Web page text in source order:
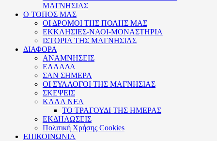
ΜΑΓΝΗΣΙΑΣ
Ο ΤΟΠΟΣ ΜΑΣ
ΟΙ ΔΡΟΜΟΙ ΤΗΣ ΠΟΛΗΣ ΜΑΣ
ΕΚΚΛΗΣΙΕΣ-ΝΑΟΙ-ΜΟΝΑΣΤΗΡΙΑ
ΙΣΤΟΡΙΑ ΤΗΣ ΜΑΓΝΗΣΙΑΣ
ΔΙΑΦΟΡΑ
ΑΝΑΜΝΗΣΕΙΣ
ΕΛΛΑΔΑ
ΣΑΝ ΣΗΜΕΡΑ
ΟΙ ΣΥΛΛΟΓΟΙ ΤΗΣ ΜΑΓΝΗΣΙΑΣ
ΣΚΕΨΕΙΣ
ΚΑΛΑ ΝΕΑ
ΤΟ ΤΡΑΓΟΥΔΙ ΤΗΣ ΗΜΕΡΑΣ
ΕΚΔΗΛΩΣΕΙΣ
Πολιτική Xρήσης Cookies
ΕΠΙΚΟΙΝΩΝΙΑ